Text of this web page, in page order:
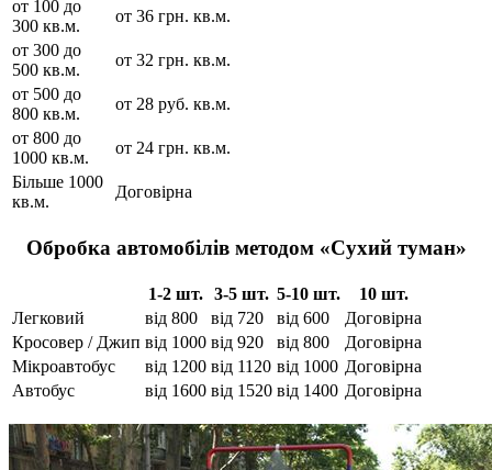
от 100 до
300 кв.м.
от 36 грн. кв.м.
от 300 до
500 кв.м.
от 32 грн. кв.м.
от 500 до
800 кв.м.
от 28 руб. кв.м.
от 800 до
1000 кв.м.
от 24 грн. кв.м.
Більше 1000
кв.м.
Договірна
Обробка автомобілів методом «Сухий туман»
1-2 шт. 3-5 шт. 5-10 шт.
10 шт.
Легковий
від 800 від 720 від 600
Договірна
Кросовер / Джип від 1000 від 920 від 800
Договірна
Мікроавтобус
від 1200 від 1120 від 1000 Договірна
Автобус
від 1600 від 1520 від 1400 Договірна